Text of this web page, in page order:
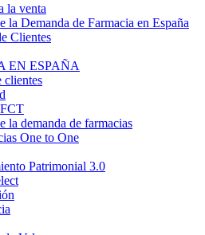
la venta
la Demanda de Farmacia en España
Clientes
EN ESPAÑA
clientes
la demanda de farmacias
One to One
Patrimonial 3.0